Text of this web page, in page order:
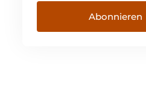
Abonnieren